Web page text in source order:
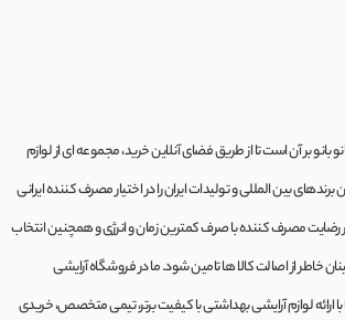
بانو بر آن است تا از طریق فضای آنلاین خرید، مجموعه‌ ای از لوازم
بین المللی و تولیدات ایران را در اختیار مصرف کننده ایرانی
رضایت مصرف کننده با صرف کمترین زمان و انرژی و همچنین انتخاب
خاطر از اصالت کالا ها تامین شود. ما در فروشگاه آرایشی
با ارائه لوازم آرایشی بهداشتی با کیفیت برتر، تیمی متخصص، خریدی